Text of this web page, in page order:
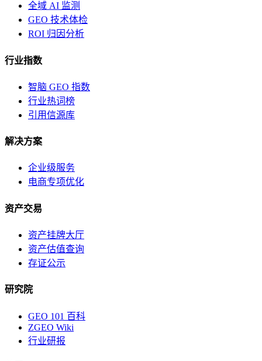
全域 AI 监测
GEO 技术体检
ROI 归因分析
行业指数
智脑 GEO 指数
行业热词榜
引用信源库
解决方案
企业级服务
电商专项优化
资产交易
资产挂牌大厅
资产估值查询
存证公示
研究院
GEO 101 百科
ZGEO Wiki
行业研报